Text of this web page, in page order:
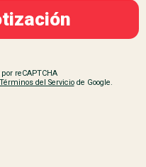
reCAPTCHA
Términos del Serviciode Google.